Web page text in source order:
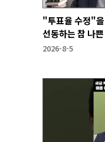
"투표율 수정"
선동하는 참 나
2026-8-5